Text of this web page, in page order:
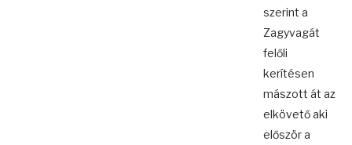
szerint a
Zagyvagát
felőli
kerítésen
mászott át az
elkövető aki
először a